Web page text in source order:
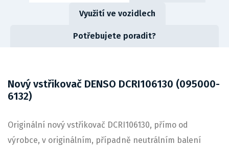
Využití ve vozidlech
Potřebujete poradit?
Nový vstřikovač DENSO DCRI106130 (095000-
6132)
Originální nový vstřikovač DCRI106130, přímo od
výrobce, v originálním, případně neutrálním balení